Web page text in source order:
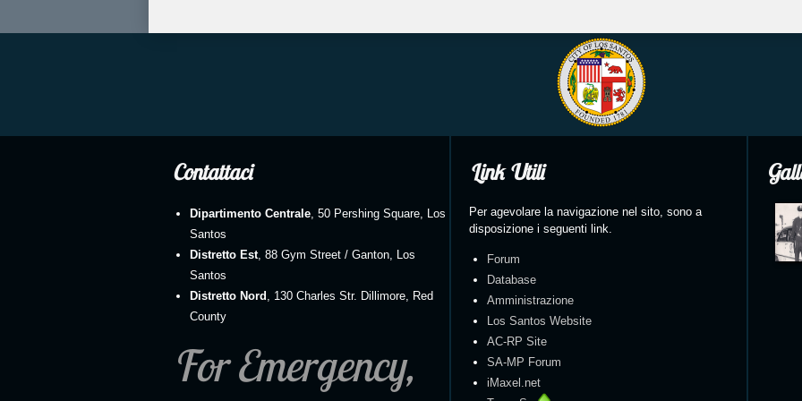
Contattaci
Dipartimento Centrale, 50 Pershing Square, Los
Santos
Distretto Est, 88 Gym Street / Ganton, Los
Santos
Distretto Nord , 130 Charles Str. Dillimore, Red
County
For Emergency,
Link Utili
Per agevolare la navigazione nel sito, sono a
disposizione i seguenti link.
Forum
Database
Amministrazione
Los Santos Website
AC-RP Site
SA-MP Forum
iMaxel.net